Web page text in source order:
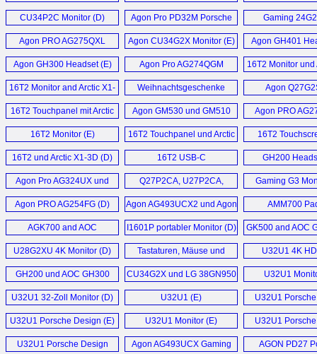
Monitor (D)
Monitor
CU34P2C Monitor (D)
Agon Pro PD32M Porsche
Design Monitor (D)
Gaming
27G2SPU,
27G2SPAE
Agon PRO AG275QXL
Monitor (D)
Agon CU34G2X Monitor (E) Agon GH401
Agon GH300 Headset (E)
Agon Pro AG274QGM
Monitor (D)
16T2 Monitor und
3D
16T2 Monitor and Arctic X1-
3D (E)
Weihnachtsgeschenke
Ideen (D)
Agon
16T2 Touchpanel mit Arctic
X1-3D (D)
Agon GM530 und GM510
und GH401 (D)
Agon PRO
AG274UXP,
16T2 Monitor (E)
16T2 Touchpanel und Arctic
X1-3D Monitorarm (D)
16T2
16T2 und Arctic X1-3D (D)
16T2 USB-C
Touchscreen (D)
GH200
Agon Pro AG324UX und
AG274FZ eSports
Monitor (D)
Q27P2CA, U27P2CA,
Q32P2CA, U32P2CA
Monitor (D)
Gaming G3
Agon PRO AG254FG (D)
Agon AG493UCX2 und Agon
AG493QCX (D)
AMM700
AGK700 and AOC
AGM700 (E)
I1601P portabler Monitor (D) GK500 and AOC
U28G2XU 4K Monitor (D)
Tastaturen, Mäuse und
Mousepads (D)
U32U1 4K
Monitor
GH200 und AOC GH300
Gaming Headsets (D)
CU34G2X und LG 38GN950
im Widescreen Monitore (D)
U32U1
U32U1 32-Zoll Monitor (D) U32U1 (E)
U32U1
Monitor
U32U1 Porsche Design (E)
U32U1 Monitor (E)
U32U1
Monitor
U32U1 Porsche Design
Agon AG493UCX Gaming
AGON PD27